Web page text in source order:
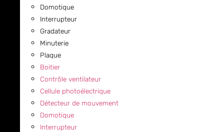
Domotique
Interrupteur
Gradateur
Minuterie
Plaque
Boitier
Contrôle ventilateur
Cellule photoélectrique
Détecteur de mouvement
Domotique
Interrupteur